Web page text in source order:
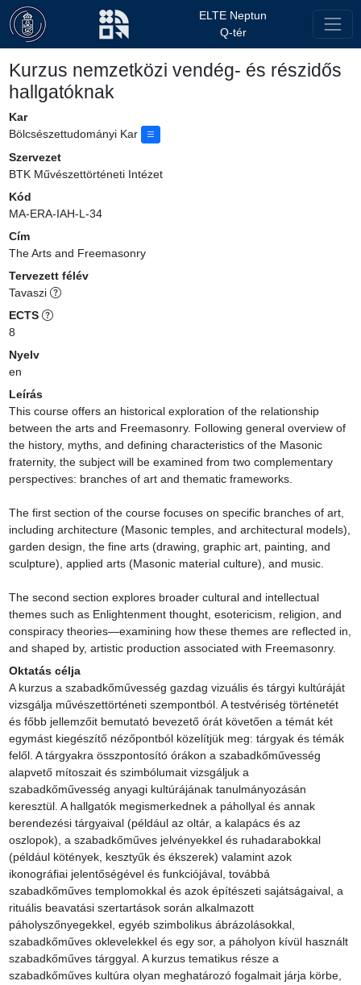
ELTE Neptun
Q-tér
Kurzus nemzetközi vendég- és részidős
hallgatóknak
Kar
Bölcsészettudományi Kar
Szervezet
BTK Művészettörténeti Intézet
Kód
MA-ERA-IAH-L-34
Cím
The Arts and Freemasonry
Tervezett félév
Tavaszi
ECTS
8
Nyelv
en
Leírás
This course offers an historical exploration of the relationship
between the arts and Freemasonry. Following general overview of
the history, myths, and defining characteristics of the Masonic
fraternity, the subject will be examined from two complementary
perspectives: branches of art and thematic frameworks.
The first section of the course focuses on specific branches of art,
including architecture (Masonic temples, and architectural models),
garden design, the fine arts (drawing, graphic art, painting, and
sculpture), applied arts (Masonic material culture), and music.
The second section explores broader cultural and intellectual
themes such as Enlightenment thought, esotericism, religion, and
conspiracy theories—examining how these themes are reflected in,
and shaped by, artistic production associated with Freemasonry.
Oktatás célja
A kurzus a szabadkőművesség gazdag vizuális és tárgyi kultúráját
vizsgálja művészettörténeti szempontból. A testvériség történetét
és főbb jellemzőit bemutató bevezető órát követően a témát két
egymást kiegészítő nézőpontból közelítjük meg: tárgyak és témák
felől. A tárgyakra összpontosító órákon a szabadkőművesség
alapvető mítoszait és szimbólumait vizsgáljuk a
szabadkőművesség anyagi kultúrájának tanulmányozásán
keresztül. A hallgatók megismerkednek a páhollyal és annak
berendezési tárgyaival (például az oltár, a kalapács és az
oszlopok), a szabadkőműves jelvényekkel és ruhadarabokkal
(például kötények, kesztyűk és ékszerek) valamint azok
ikonográfiai jelentőségével és funkciójával, továbbá
szabadkőműves templomokkal és azok építészeti sajátságaival, a
rituális beavatási szertartások során alkalmazott
páholyszőnyegekkel, egyéb szimbolikus ábrázolásokkal,
szabadkőműves oklevelekkel és egy sor, a páholyon kívül használt
szabadkőműves tárggyal. A kurzus tematikus része a
szabadkőműves kultúra olyan meghatározó fogalmait járja körbe,